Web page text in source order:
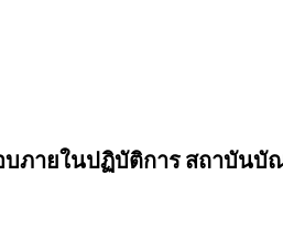
บภายในปฏิบัติการ สถาบั